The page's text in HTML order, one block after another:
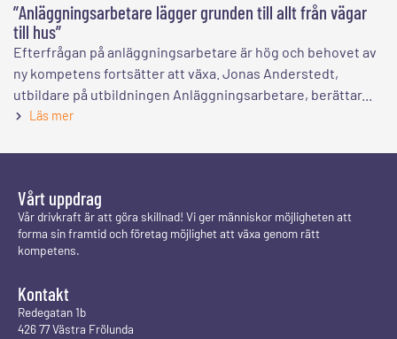
”Anläggningsarbetare lägger grunden till allt från vägar
till hus”
Efterfrågan på anläggningsarbetare är hög och behovet av
ny kompetens fortsätter att växa. Jonas Anderstedt,
utbildare på utbildningen Anläggningsarbetare, berättar...
Läs mer
Vårt uppdrag
Vår drivkraft är att göra skillnad! Vi ger människor möjligheten att
forma sin framtid och företag möjlighet att växa genom rätt
kompetens.
Kontakt
Redegatan 1b
426 77 Västra Frölunda